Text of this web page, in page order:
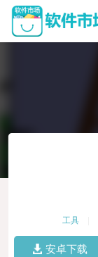
工具
安卓下载